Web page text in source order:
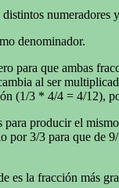
numeradores
denominador.
que ambas
al ser
(1/3 * 4/4 = 4/12),
producir el
3/3 para que de
es la fracción más